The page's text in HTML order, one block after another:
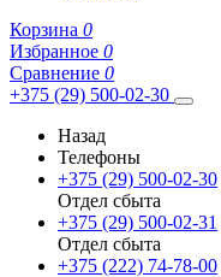
Корзина 0
Избранное 0
Сравнение 0
+375 (29) 500-02-30
Назад
Телефоны
+375 (29) 500-02-30
Отдел сбыта
+375 (29) 500-02-31
Отдел сбыта
+375 (222) 74-78-00